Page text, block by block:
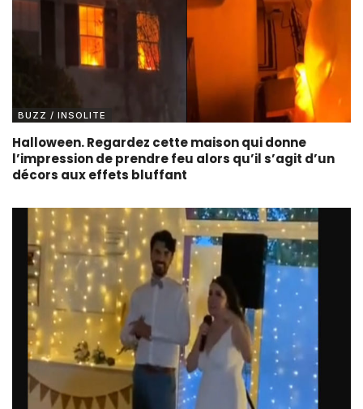
BUZZ / INSOLITE
Halloween. Regardez cette maison qui donne
l’impression de prendre feu alors qu’il s’agit d’un
décors aux effets bluffant